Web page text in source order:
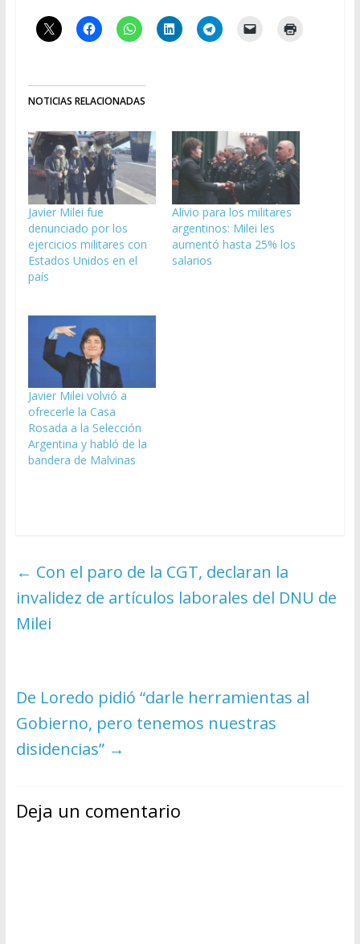
NOTICIAS RELACIONADAS
Javier Milei fue
denunciado por los
ejercicios militares con
Estados Unidos en el
país
Alivio para los militares
argentinos: Milei les
aumentó hasta 25% los
salarios
Javier Milei volvió a
ofrecerle la Casa
Rosada a la Selección
Argentina y habló de la
bandera de Malvinas
← Con el paro de la CGT, declaran la
invalidez de artículos laborales del DNU de
Milei
De Loredo pidió “darle herramientas al
Gobierno, pero tenemos nuestras
disidencias” →
Deja un comentario